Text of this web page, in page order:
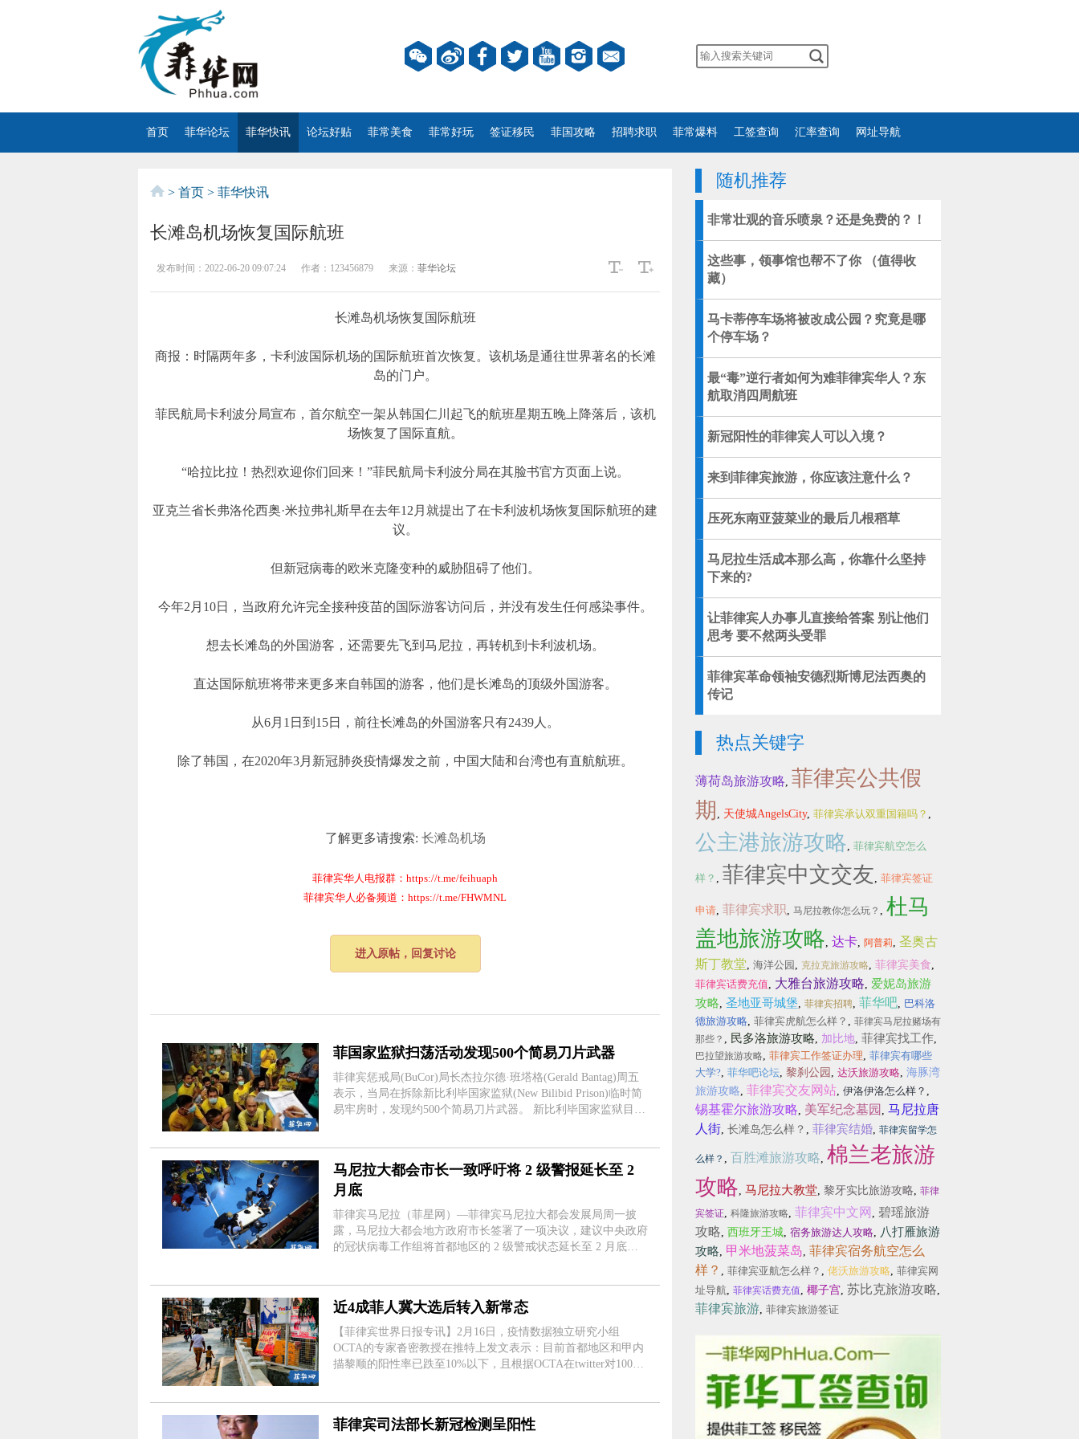
首页 菲华论坛 菲华快讯 论坛好贴 菲常美食 菲常好玩 签证移民 菲国攻略 招聘求职 菲常爆料 工签查询 汇率查询 网址导航
> 首页 > 菲华快讯
长滩岛机场恢复国际航班
发布时间： 2022-06-20 09:07:24 作者： 123456879 来源： 菲华论坛
长滩岛机场恢复国际航班
商报：时隔两年多，卡利波国际机场的国际航班首次恢复。该机场是通往世界著名的长滩
岛的门户。
菲民航局卡利波分局宣布，首尔航空一架从韩国仁川起飞的航班星期五晚上降落后，该机
场恢复了国际直航。
“哈拉比拉！热烈欢迎你们回来！”菲民航局卡利波分局在其脸书官方页面上说。
亚克兰省长弗洛伦西奥·米拉弗礼斯早在去年12月就提出了在卡利波机场恢复国际航班的建
议。
但新冠病毒的欧米克隆变种的威胁阻碍了他们。
今年2月10日，当政府允许完全接种疫苗的国际游客访问后，并没有发生任何感染事件。
想去长滩岛的外国游客，还需要先飞到马尼拉，再转机到卡利波机场。
直达国际航班将带来更多来自韩国的游客，他们是长滩岛的顶级外国游客。
从6月1日到15日，前往长滩岛的外国游客只有2439人。
除了韩国，在2020年3月新冠肺炎疫情爆发之前，中国大陆和台湾也有直航航班。
了解更多请搜索: 长滩岛机场
菲律宾华人电报群：https://t.me/feihuaph
菲律宾华人必备频道：https://t.me/FHWMNL
进入原帖，回复讨论
菲国家监狱扫荡活动发现500个简易刀片武器
菲律宾惩戒局(BuCor)局长杰拉尔德·班塔格(Gerald Bantag)周五
表示，当局在拆除新比利毕国家监狱(New Bilibid Prison)临时简
易牢房时，发现约500个简易刀片武器。 新比利毕国家监狱目前
马尼拉大都会市长一致呼吁将 2 级警报延长至 2
月底
菲律宾马尼拉（菲星网）—菲律宾马尼拉大都会发展局周一披
露，马尼拉大都会地方政府市长签署了一项决议，建议中央政府
的冠状病毒工作组将首都地区的 2 级警戒状态延长至 2 月底。
近4成菲人冀大选后转入新常态
【菲律宾世界日报专讯】2月16日，疫情数据独立研究小组
OCTA的专家沓密教授在推特上发文表示：目前首都地区和甲内
描黎顺的阳性率已跌至10%以下，且根据OCTA在twitter对1000
菲律宾司法部长新冠检测呈阳性
随机推荐
非常壮观的音乐喷泉？还是免费的？！
这些事，领事馆也帮不了你 （值得收
藏）
马卡蒂停车场将被改成公园？究竟是哪
个停车场？
最“毒”逆行者如何为难菲律宾华人？东
航取消四周航班
新冠阳性的菲律宾人可以入境？
来到菲律宾旅游，你应该注意什么？
压死东南亚菠菜业的最后几根稻草
马尼拉生活成本那么高，你靠什么坚持
下来的?
让菲律宾人办事儿直接给答案 别让他们
思考 要不然两头受罪
菲律宾革命领袖安德烈斯博尼法西奥的
传记
热点关键字
薄荷岛旅游攻略, 菲律宾公共假
期 , 天使城AngelsCity, 菲律宾承认双重国籍吗？ ,
公主港旅游攻略, 菲律宾航空怎么
样？ , 菲律宾中文交友, 菲律宾签证
申请, 菲律宾求职, 马尼拉教你怎么玩？ , 杜马
盖地旅游攻略, 达卡, 阿普莉, 圣奥古
斯丁教堂, 海洋公园 , 克拉克旅游攻略, 菲律宾美食,
菲律宾话费充值, 大雅台旅游攻略, 爱妮岛旅游
攻略, 圣地亚哥城堡, 菲律宾招聘, 菲华吧, 巴科洛
德旅游攻略, 菲律宾虎航怎么样？ , 菲律宾马尼拉赌场有
那些？ , 民多洛旅游攻略, 加比地, 菲律宾找工作,
巴拉望旅游攻略, 菲律宾工作签证办理, 菲律宾有哪些
大学?, 菲华吧论坛, 黎刹公园 , 达沃旅游攻略, 海豚湾
旅游攻略, 菲律宾交友网站, 伊洛伊洛怎么样？ ,
锡基霍尔旅游攻略, 美军纪念墓园 , 马尼拉唐
人街, 长滩岛怎么样？ , 菲律宾结婚, 菲律宾留学怎
么样？ , 百胜滩旅游攻略, 棉兰老旅游
攻略, 马尼拉大教堂, 黎牙实比旅游攻略, 菲律
宾签证, 科隆旅游攻略, 菲律宾中文网 , 碧瑶旅游
攻略, 西班牙王城, 宿务旅游达人攻略, 八打雁旅游
攻略, 甲米地菠菜岛, 菲律宾宿务航空怎么
样？ , 菲律宾亚航怎么样？ , 佬沃旅游攻略, 菲律宾网
址导航, 菲律宾话费充值, 椰子宫, 苏比克旅游攻略,
菲律宾旅游, 菲律宾旅游签证